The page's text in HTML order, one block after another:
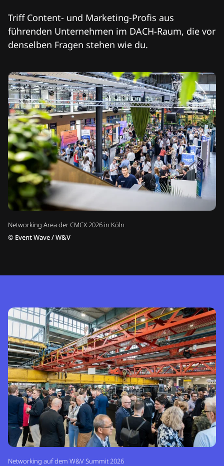
Networking Area der CMCX 2026 in Köln
© Event Wave / W&V
Triff Content- und Marketing-Profis aus
führenden Unternehmen im DACH-Raum, die vor
denselben Fragen stehen wie du.
Networking auf dem W&V Summit 2026